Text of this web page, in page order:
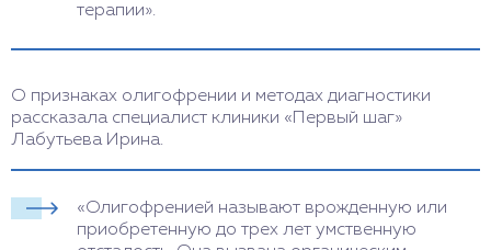
терапии».
О признаках олигофрении и методах диагностики
рассказала специалист клиники «Первый шаг»
Лабутьева Ирина.
«Олигофренией называют врожденную или
приобретенную до трех лет умственную